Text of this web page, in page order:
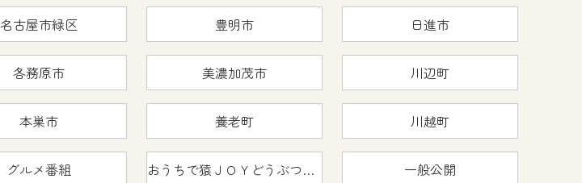
名古屋市緑区 豊明市 日進市
各務原市 美濃加茂市 川辺町
本巣市 養老町 川越町
グルメ番組 おうちで猿ＪＯＹどうぶつえん 一般公開